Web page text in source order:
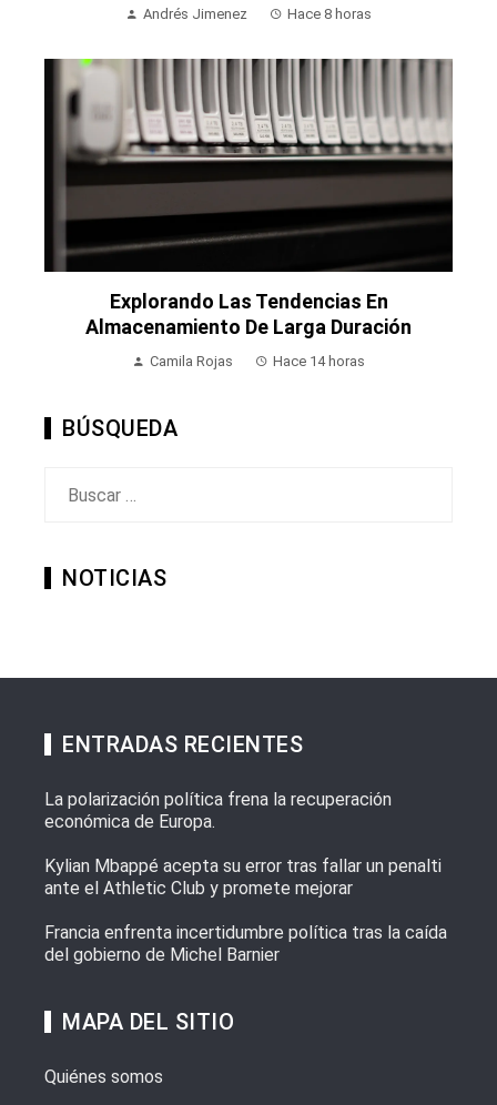
Andrés Jimenez Hace 8 horas
Explorando Las Tendencias En
Almacenamiento De Larga Duración
Camila Rojas Hace 14 horas
BÚSQUEDA
NOTICIAS
ENTRADAS RECIENTES
La polarización política frena la recuperación
económica de Europa.
Kylian Mbappé acepta su error tras fallar un penalti
ante el Athletic Club y promete mejorar
Francia enfrenta incertidumbre política tras la caída
del gobierno de Michel Barnier
MAPA DEL SITIO
Quiénes somos